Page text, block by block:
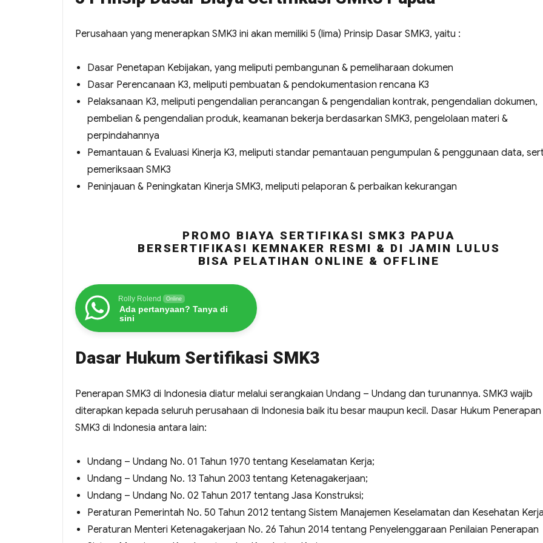
Perusahaan yang menerapkan SMK3 ini akan memiliki 5 (lima) Prinsip Dasar SMK3, yaitu :
Dasar Penetapan Kebijakan, yang meliputi pembangunan & pemeliharaan dokumen
Dasar Perencanaan K3, meliputi pembuatan & pendokumentasion rencana K3
Pelaksanaan K3, meliputi pengendalian perancangan & pengendalian kontrak, pengendalian dokumen,
pembelian & pengendalian produk, keamanan bekerja berdasarkan SMK3, pengelolaan materi &
perpindahannya
Pemantauan & Evaluasi Kinerja K3, meliputi standar pemantauan pengumpulan & penggunaan data,
pemeriksaan SMK3
Peninjauan & Peningkatan Kinerja SMK3, meliputi pelaporan & perbaikan kekurangan
PROMO BIAYA SERTIFIKASI SMK3 PAPUA
BERSERTIFIKASI KEMNAKER RESMI & DI JAMIN LULUS
BISA PELATIHAN ONLINE & OFFLINE
Rolly Rolend Online
Ada pertanyaan? Tanya di
sini
Dasar Hukum Sertifikasi SMK3
Penerapan SMK3 di Indonesia diatur melalui serangkaian Undang – Undang dan turunannya. SMK3 wajib
diterapkan kepada seluruh perusahaan di Indonesia baik itu besar maupun kecil. Dasar Hukum Penerapan
SMK3 di Indonesia antara lain:
Undang – Undang No. 01 Tahun 1970 tentang Keselamatan Kerja;
Undang – Undang No. 13 Tahun 2003 tentang Ketenagakerjaan;
Undang – Undang No. 02 Tahun 2017 tentang Jasa Konstruksi;
Peraturan Pemerintah No. 50 Tahun 2012 tentang Sistem Manajemen Keselamatan dan Kesehatan
Peraturan Menteri Ketenagakerjaan No. 26 Tahun 2014 tentang Penyelenggaraan Penilaian Penerapan